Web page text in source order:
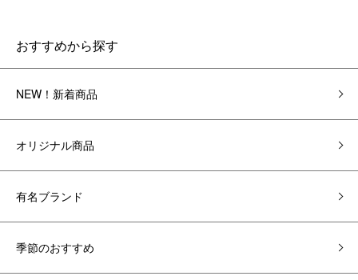
おすすめから探す
NEW！新着商品
オリジナル商品
有名ブランド
季節のおすすめ